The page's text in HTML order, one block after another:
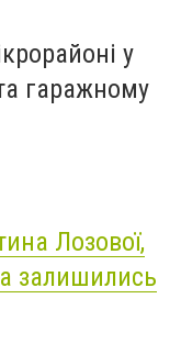
у
гаражному
Лозової,
залишились